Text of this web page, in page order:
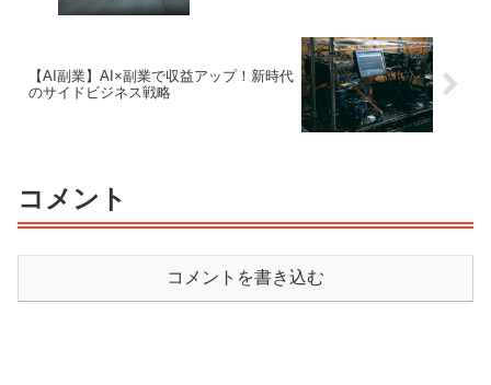
【AI副業】AI×副業で収益アップ！新時代
のサイドビジネス戦略
コメント
コメントを書き込む